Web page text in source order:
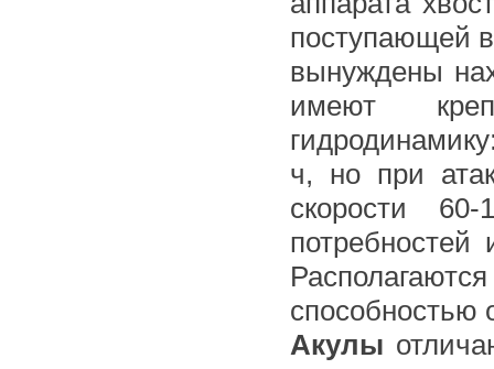
поступающей
вынуждены
имеют
ч, но при
скорости
способностью
Акулы